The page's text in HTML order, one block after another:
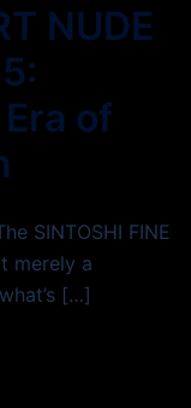
NUDE
of
SINTOSHI FINE
merely a
[…]